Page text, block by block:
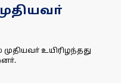
உயிரிழந்தது